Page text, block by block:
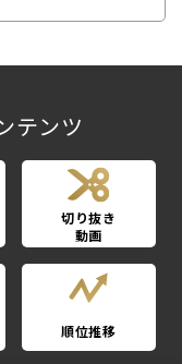
テンツ
切り抜き
動画
順位推移